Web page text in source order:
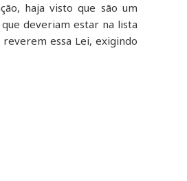
haja visto que são um
deveriam estar na lista
essa Lei, exigindo